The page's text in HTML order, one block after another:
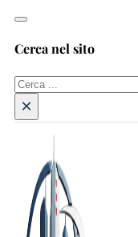
Cerca nel sito
Cerca
×